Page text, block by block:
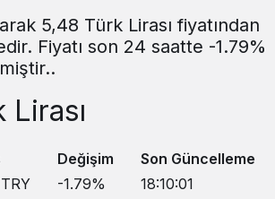
5,48 Türk Lirası fiyatından
Fiyatı son 24 saatte -1.79%
Lirası
TRY
Değişim
-1.79%
Son Güncelleme
18:10:01